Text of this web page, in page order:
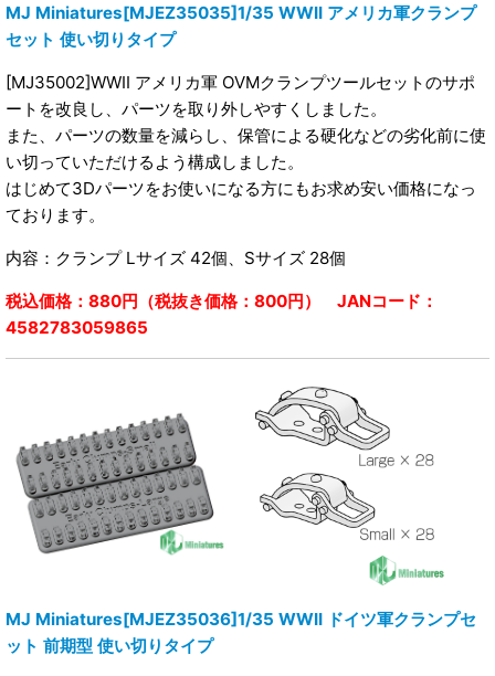
MJ Miniatures[MJEZ35035]1/35 WWII アメリカ軍クランプ
セット 使い切りタイプ
[MJ35002]WWII アメリカ軍 OVMクランプツールセットのサポ
ートを改良し、パーツを取り外しやすくしました。
また、パーツの数量を減らし、保管による硬化などの劣化前に使
い切っていただけるよう構成しました。
はじめて3Dパーツをお使いになる方にもお求め安い価格になっ
ております。
内容：クランプ Lサイズ 42個、Sサイズ 28個
税込価格：880円（税抜き価格：800円） JANコード：
4582783059865
MJ Miniatures[MJEZ35036]1/35 WWII ドイツ軍クランプセ
ット 前期型 使い切りタイプ